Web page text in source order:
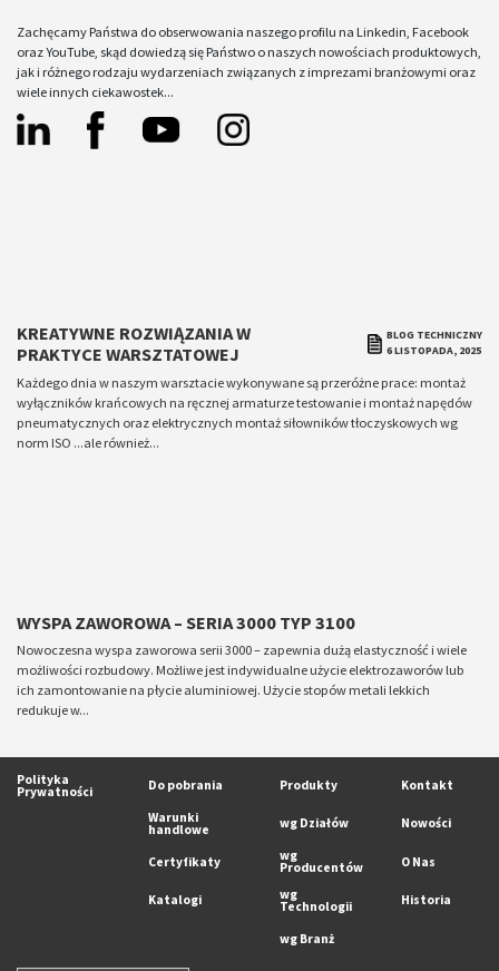
Zachęcamy Państwa do obserwowania naszego profilu na Linkedin, Facebook
oraz YouTube, skąd dowiedzą się Państwo o naszych nowościach produktowych,
jak i różnego rodzaju wydarzeniach związanych z imprezami branżowymi oraz
wiele innych ciekawostek...
Linkedin
FacebookYt Instagram
KREATYWNE ROZWIĄZANIA W
PRAKTYCE WARSZTATOWEJ
BLOG TECHNICZNY
6 LISTOPADA, 2025
Każdego dnia w naszym warsztacie wykonywane są przeróżne prace: montaż
wyłączników krańcowych na ręcznej armaturze testowanie i montaż napędów
pneumatycznych oraz elektrycznych montaż siłowników tłoczyskowych wg
norm ISO ...ale również...
WYSPA ZAWOROWA – SERIA 3000 TYP 3100
Nowoczesna wyspa zaworowa serii 3000 – zapewnia dużą elastyczność i wiele
możliwości rozbudowy. Możliwe jest indywidualne użycie elektrozaworów lub
ich zamontowanie na płycie aluminiowej. Użycie stopów metali lekkich
redukuje w...
Polityka
Prywatności Do pobrania
Warunki
handlowe
Certyfikaty
Katalogi
Produkty
wg Działów
wg
Producentów
wg
Technologii
wg Branż
Kontakt
Nowości
O Nas
Historia